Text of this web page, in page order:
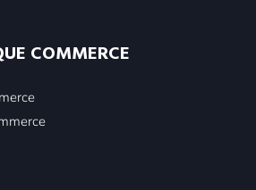
COMMERCE